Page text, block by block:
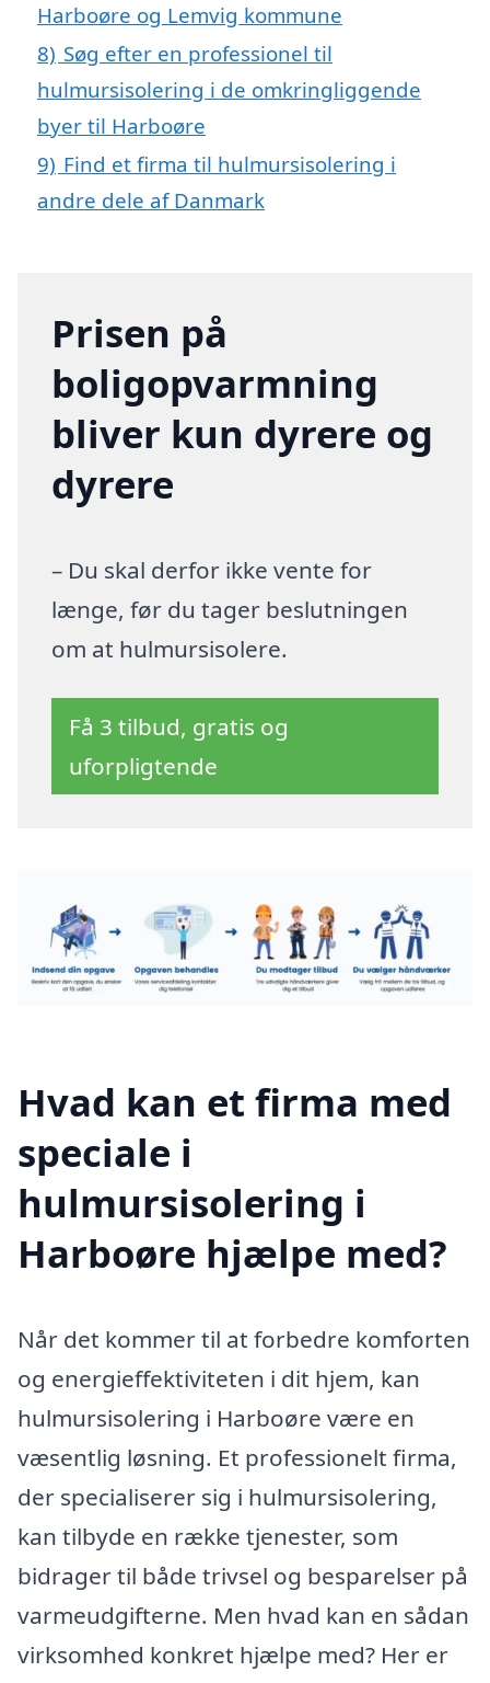
Harboøre og Lemvig kommune
8) Søg efter en professionel til
hulmursisolering i de omkringliggende
byer til Harboøre
9) Find et firma til hulmursisolering i
andre dele af Danmark
Prisen på
boligopvarmning
bliver kun dyrere og
dyrere
– Du skal derfor ikke vente for
længe, før du tager beslutningen
om at hulmursisolere.
Få 3 tilbud, gratis og
uforpligtende
Hvad kan et firma med
speciale i
hulmursisolering i
Harboøre hjælpe med?
Når det kommer til at forbedre komforten
og energieffektiviteten i dit hjem, kan
hulmursisolering i Harboøre være en
væsentlig løsning. Et professionelt firma,
der specialiserer sig i hulmursisolering,
kan tilbyde en række tjenester, som
bidrager til både trivsel og besparelser på
varmeudgifterne. Men hvad kan en sådan
virksomhed konkret hjælpe med? Her er